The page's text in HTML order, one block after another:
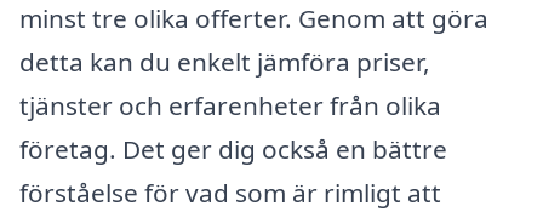
minst tre olika offerter. Genom att göra
detta kan du enkelt jämföra priser,
tjänster och erfarenheter från olika
företag. Det ger dig också en bättre
förståelse för vad som är rimligt att